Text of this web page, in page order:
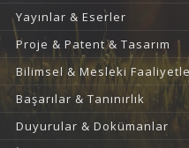
Yayınlar & Eserler
Proje & Patent & Tasarım
Bilimsel & Mesleki
Başarılar & Tanınırlık
Duyurular & Dokümanlar